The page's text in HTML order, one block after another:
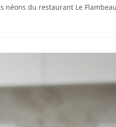
néons du restaurant Le